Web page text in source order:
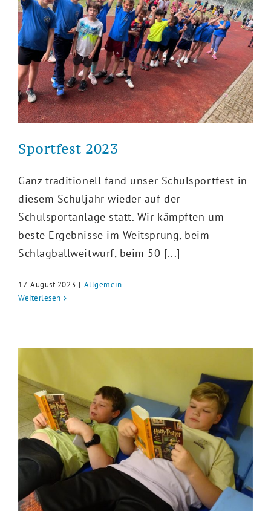
Sportfest 2023
Ganz traditionell fand unser Schulsportfest in
diesem Schuljahr wieder auf der
Schulsportanlage statt. Wir kämpften um
beste Ergebnisse im Weitsprung, beim
Schlagballweitwurf, beim 50 [...]
17. August 2023 | Allgemein
Weiterlesen